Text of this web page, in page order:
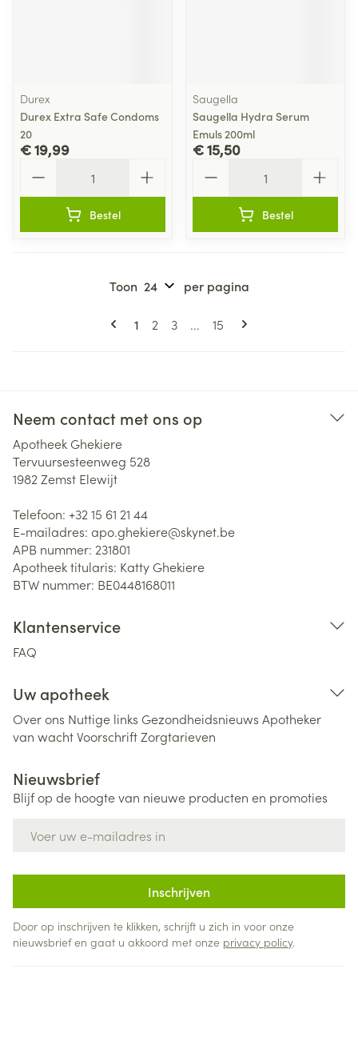
Durex
Durex Extra Safe Condoms
20
€ 19,99
Bestel
Saugella
Saugella Hydra Serum
Emuls 200ml
€ 15,50
Bestel
Pagina's
U lees momenteel pagina
1 Pagina
2 Pagina
3 ... Pagina
15
Toon per pagina
Neem contact met ons op
Apotheek Ghekiere
Tervuursesteenweg 528
1982 Zemst Elewijt
Telefoon: +32 15 61 21 44
E-mailadres: apo.ghekiere@skynet.be
APB nummer: 231801
Apotheek titularis: Katty Ghekiere
BTW nummer: BE0448168011
Klantenservice
FAQ
Uw apotheek
Over ons Nuttige links Gezondheidsnieuws Apotheker
van wachtVoorschriftZorgtarieven
Nieuwsbrief
Blijf op de hoogte van nieuwe producten en promoties
Inschrijven
Door op inschrijven te klikken, schrijft u zich in voor onze
nieuwsbrief en gaat u akkoord met onze privacy policy.